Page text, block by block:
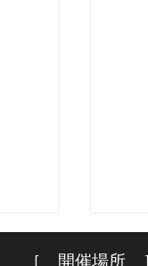
［ 開催場所